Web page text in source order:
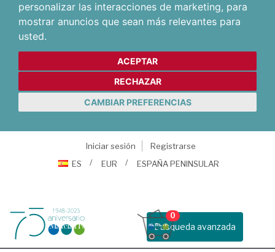
personalizar las interacciones de marketing, para
mostrar anuncios que sean más relevantes para
usted.
ACEPTAR
RECHAZAR
CAMBIAR PREFERENCIAS
Iniciar sesión
Registrarse
ES
EUR ESPAÑA PENINSULAR
Busqueda avanzada
0